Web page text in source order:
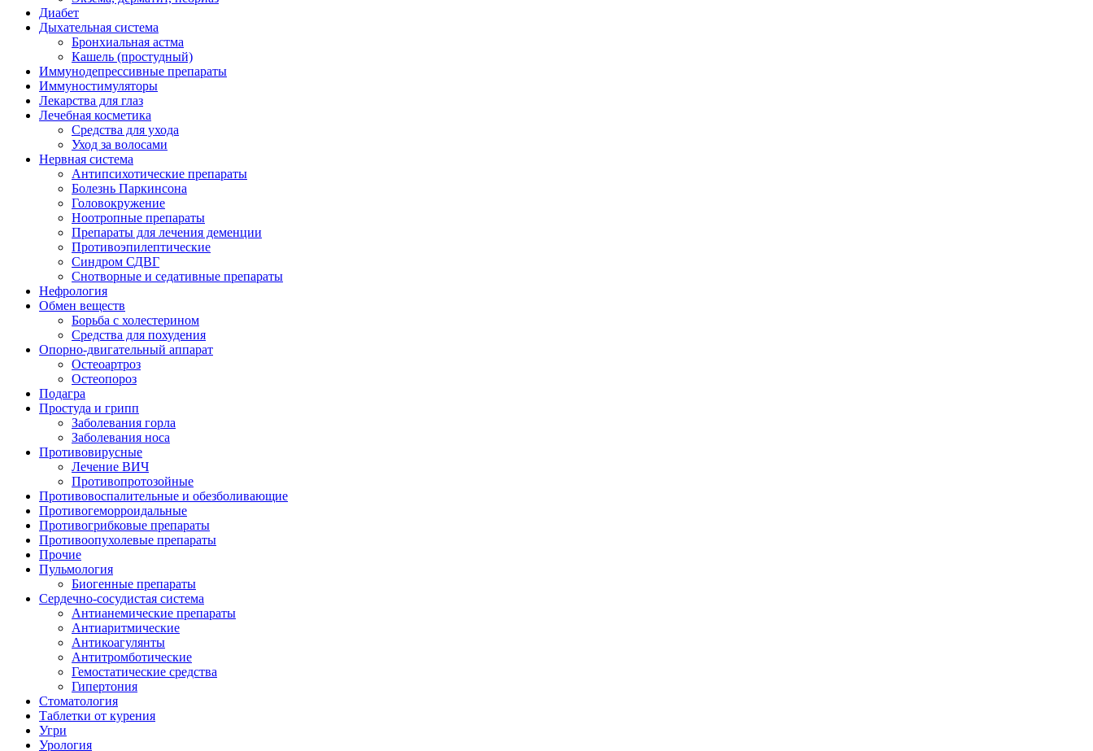
Диабет
Дыхательная система
Бронхиальная астма
Кашель (простудный)
Иммунодепрессивные препараты
Иммуностимуляторы
Лекарства для глаз
Лечебная косметика
Средства для ухода
Уход за волосами
Нервная система
Антипсихотические препараты
Болезнь Паркинсона
Головокружение
Ноотропные препараты
Препараты для лечения деменции
Противоэпилептические
Синдром СДВГ
Снотворные и седативные препараты
Нефрология
Обмен веществ
Борьба с холестерином
Средства для похудения
Опорно-двигательный аппарат
Остеоартроз
Остеопороз
Подагра
Простуда и грипп
Заболевания горла
Заболевания носа
Противовирусные
Лечение ВИЧ
Противопротозойные
Противовоспалительные и обезболивающие
Противогеморроидальные
Противогрибковые препараты
Противоопухолевые препараты
Прочие
Пульмология
Биогенные препараты
Сердечно-сосудистая система
Антианемические препараты
Антиаритмические
Антикоагулянты
Антитромботические
Гемостатические средства
Гипертония
Стоматология
Таблетки от курения
Угри
Урология